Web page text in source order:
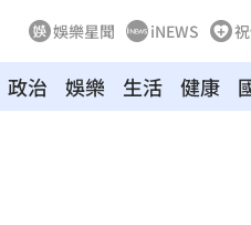
娛樂星聞 iNEWS
政治 娛樂 生活 健康